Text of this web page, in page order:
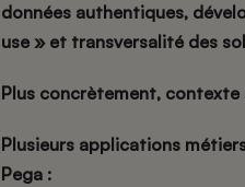
données authentiques,
use » et transversalité des
Plus concrètement,
Plusieurs applications
Pega :